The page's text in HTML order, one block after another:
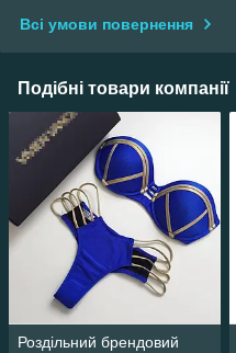
Всі умови повернення
Подібні товари компанії
Роздільний брендовий